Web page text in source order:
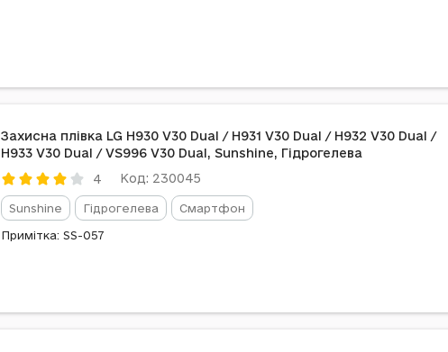
Захисна плівка LG H930 V30 Dual / H931 V30 Dual / H932 V30 Dual /
H933 V30 Dual / VS996 V30 Dual, Sunshine, Гідрогелева
4
Код: 230045
Sunshine Гідрогелева Смартфон
Примітка: SS-057